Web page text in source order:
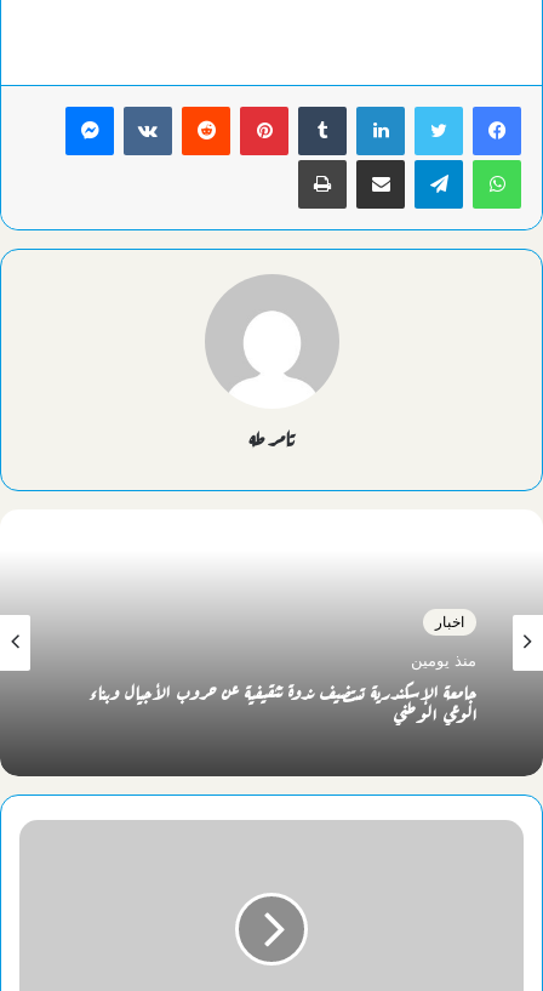
لينكدإن بينتيريست ماسنجر
واتساب تيلقرام مشاركة عبر البريد طباعة
تامر طه
اخبار
منذ يومين
جامعة الإسكندرية تستضيف ندوة تثقيفية عن حروب الأجيال وبناء
الوعي الوطني